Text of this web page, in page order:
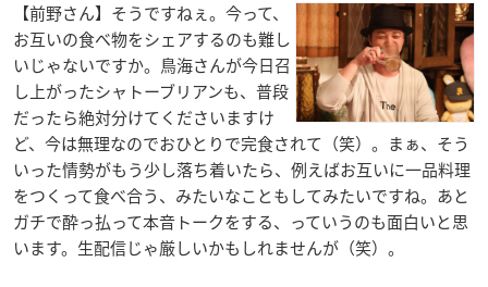
【前野さん】そうですねぇ。今って、
お互いの食べ物をシェアするのも難し
いじゃないですか。鳥海さんが今日召
し上がったシャトーブリアンも、普段
だったら絶対分けてくださいますけ
ど、今は無理なのでおひとりで完食されて（笑）。まぁ、そう
いった情勢がもう少し落ち着いたら、例えばお互いに一品料理
をつくって食べ合う、みたいなこともしてみたいですね。あと
ガチで酔っ払って本音トークをする、っていうのも面白いと思
います。生配信じゃ厳しいかもしれませんが（笑）。